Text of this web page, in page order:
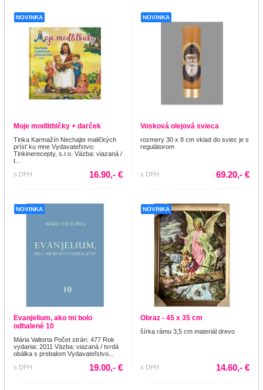
NOVINKA
Moje modlitbičky + darček
Tinka Karmažín Nechajte maličkých
prísť ku mne Vydavateľstvo:
Tinkinerecepty, s.r.o. Väzba: viazaná /
t...
s DPH
16.90,- €
NOVINKA
Vosková olejová svieca
rozmery 30 x 8 cm vklad do sviec je s
regulátorom
s DPH 69.20,- €
NOVINKA
Evanjelium, ako mi bolo
odhalené 10
Mária Valtorta Počet strán: 477 Rok
vydania: 2011 Väzba: viazaná / tvrdá
obálka s prebalom Vydavateľstvo...
s DPH
19.00,- €
NOVINKA
Obraz - 45 x 35 cm
šírka rámu 3,5 cm materiál drevo
s DPH 14.60,- €